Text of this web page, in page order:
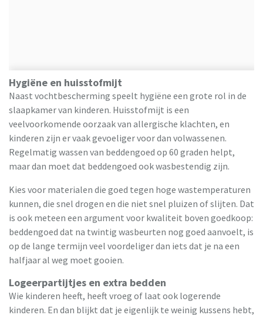
Hygiëne en huisstofmijt
Naast vochtbescherming speelt hygiëne een grote rol in de
slaapkamer van kinderen. Huisstofmijt is een
veelvoorkomende oorzaak van allergische klachten, en
kinderen zijn er vaak gevoeliger voor dan volwassenen.
Regelmatig wassen van beddengoed op 60 graden helpt,
maar dan moet dat beddengoed ook wasbestendig zijn.
Kies voor materialen die goed tegen hoge wastemperaturen
kunnen, die snel drogen en die niet snel pluizen of slijten. Dat
is ook meteen een argument voor kwaliteit boven goedkoop:
beddengoed dat na twintig wasbeurten nog goed aanvoelt, is
op de lange termijn veel voordeliger dan iets dat je na een
halfjaar al weg moet gooien.
Logeerpartijtjes en extra bedden
Wie kinderen heeft, heeft vroeg of laat ook logerende
kinderen. En dan blijkt dat je eigenlijk te weinig kussens hebt,